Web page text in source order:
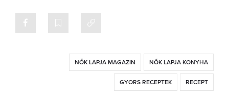
NŐK LAPJA MAGAZIN NŐK LAPJA KONYHA
GYORS RECEPTEK RECEPT